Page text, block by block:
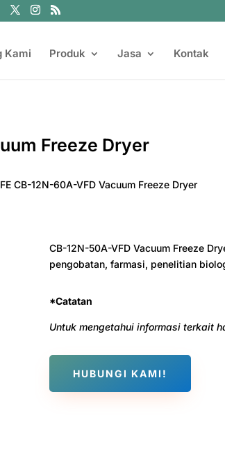
Kami Produk Jasa Kontak
Freeze Dryer
CB-12N-60A-VFD Vacuum Freeze Dryer
CB-12N-50A-VFD Vacuum Freeze
pengobatan, farmasi, penelitian
*Catatan
Untuk mengetahui informasi terkait
HUBUNGI KAMI!